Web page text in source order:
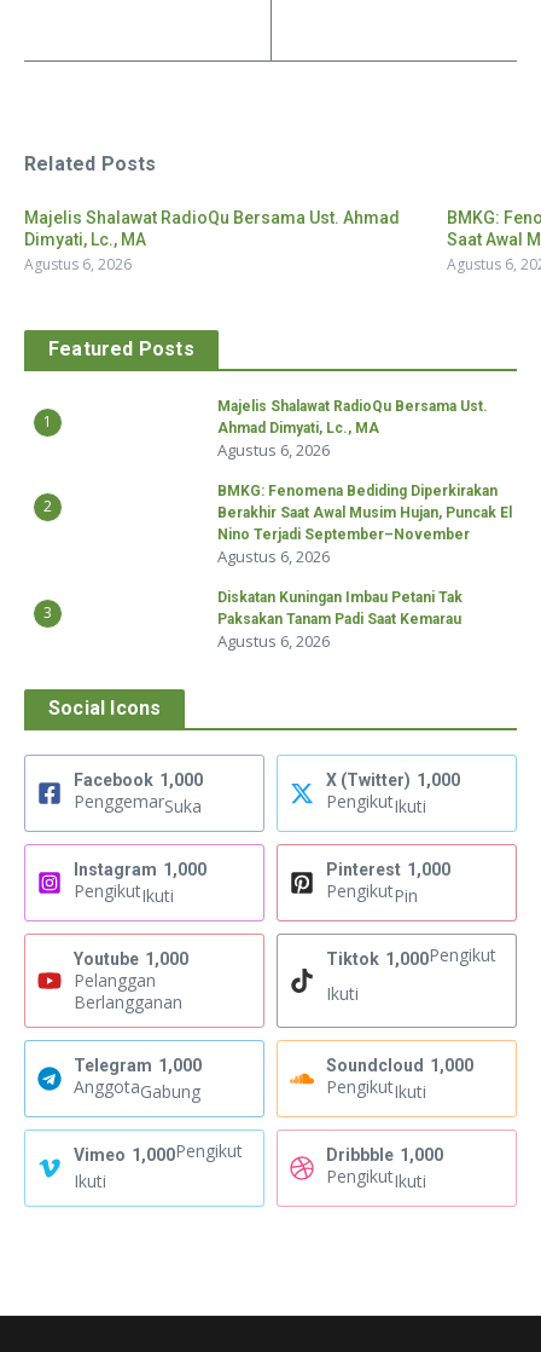
Related Posts
Majelis Shalawat RadioQu Bersama Ust. Ahmad
Dimyati, Lc., MA
Agustus 6, 2026
BMKG:
Saat Awal
Agustus 6,
Featured Posts
1
Majelis Shalawat RadioQu Bersama Ust.
Ahmad Dimyati, Lc., MA
Agustus 6, 2026
2
BMKG: Fenomena Bediding Diperkirakan
Berakhir Saat Awal Musim Hujan, Puncak El
Nino Terjadi September–November
Agustus 6, 2026
3
Diskatan Kuningan Imbau Petani Tak
Paksakan Tanam Padi Saat Kemarau
Agustus 6, 2026
Social Icons
Facebook 1,000
PenggemarSuka
X (Twitter) 1,000
PengikutIkuti
Instagram 1,000
PengikutIkuti
Pinterest 1,000
PengikutPin
Youtube 1,000
Pelanggan
Berlangganan
Tiktok 1,000Pengikut
Ikuti
Telegram 1,000
AnggotaGabung
Soundcloud 1,000
PengikutIkuti
Vimeo 1,000Pengikut
Ikuti
Dribbble 1,000
PengikutIkuti